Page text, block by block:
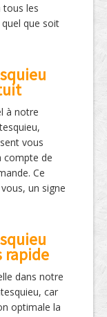
tous les
que soit
à notre
vous
compte de
Ce
un signe
rapide
dans notre
car
optimale la